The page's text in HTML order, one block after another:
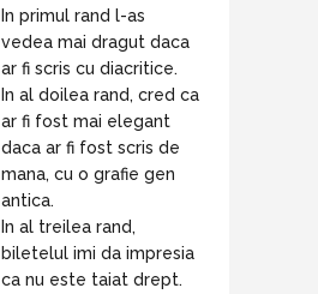
In primul rand l-as
vedea mai dragut daca
ar fi scris cu diacritice.
In al doilea rand, cred ca
ar fi fost mai elegant
daca ar fi fost scris de
mana, cu o grafie gen
antica.
In al treilea rand,
biletelul imi da impresia
ca nu este taiat drept.